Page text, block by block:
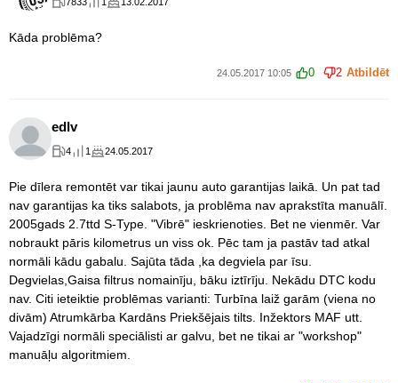
Kāda problēma?
24.05.2017 10:05 0 2 Atbildēt
edlv
4 1 24.05.2017
Pie dīlera remontēt var tikai jaunu auto garantijas laikā. Un pat tad
nav garantijas ka tiks salabots, ja problēma nav aprakstīta manuālī.
2005gads 2.7ttd S-Type. "Vibrē" ieskrienoties. Bet ne vienmēr. Var
nobraukt pāris kilometrus un viss ok. Pēc tam ja pastāv tad atkal
normāli kādu gabalu. Sajūta tāda ,ka degviela par īsu.
Degvielas,Gaisa filtrus nomainīju, bāku iztīrīju. Nekādu DTC kodu
nav. Citi ieteiktie problēmas varianti: Turbīna laiž garām (viena no
divām) Atrumkārba Kardāns Priekšējais tilts. Inžektors MAF utt.
Vajadzīgi normāli speciālisti ar galvu, bet ne tikai ar "workshop"
manuāļu algoritmiem.